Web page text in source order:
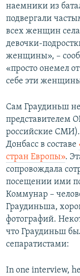
наемники из
подвергали
всех женщин
девочки-
женщины», –
«просто онемел
себе эти
Сам Граудиньш не
представителем
российские СМИ).
Донбасс в составе
стран Европы».
сопровождала
посещении ими
Коммунар –
Граудиньша,
фотографий.
что Граудиньш
сепаратистами:
In one interview,